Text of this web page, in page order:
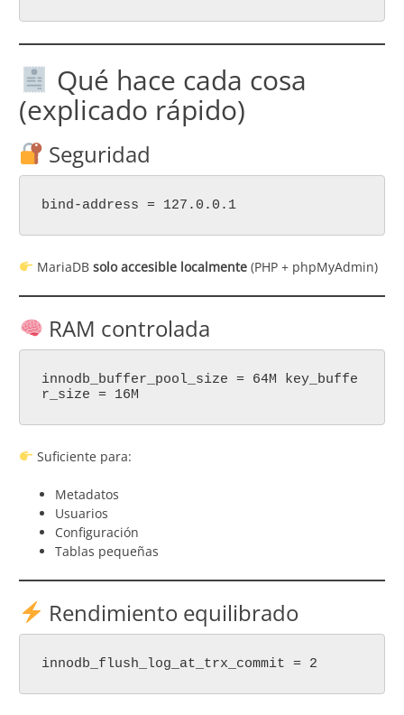
Qué hace cada cosa
(explicado rápido)
Seguridad
bind-address = 127.0.0.1
MariaDB solo accesible localmente(PHP + phpMyAdmin)
RAM controlada
innodb_buffer_pool_size = 64M key_buffe
r_size = 16M
Suficiente para:
Metadatos
Usuarios
Configuración
Tablas pequeñas
Rendimiento equilibrado
innodb_flush_log_at_trx_commit = 2